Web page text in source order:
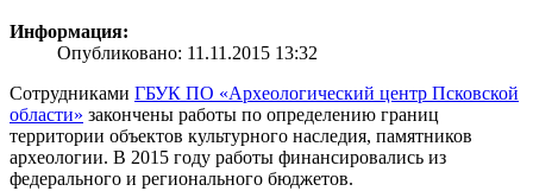
Информация:
Опубликовано: 11.11.2015 13:32
Сотрудниками ГБУК ПО «Археологический центр Псковской
области» закончены работы по определению границ
территории объектов культурного наследия, памятников
археологии. В 2015 году работы финансировались из
федерального и регионального бюджетов.